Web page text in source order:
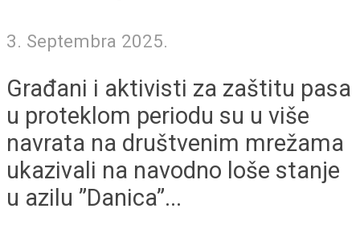
3. Septembra 2025.
Građani i aktivisti za zaštitu pasa
u proteklom periodu su u više
navrata na društvenim mrežama
ukazivali na navodno loše stanje
u azilu ”Danica”...